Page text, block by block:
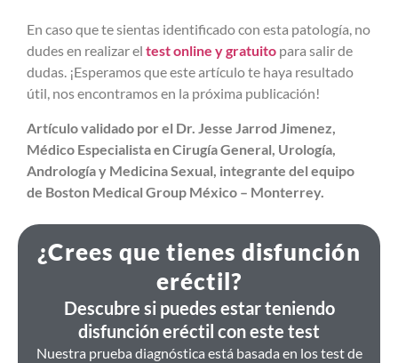
En caso que te sientas identificado con esta patología, no
dudes en realizar el test online y gratuito para salir de
dudas. ¡Esperamos que este artículo te haya resultado
útil, nos encontramos en la próxima publicación!
Artículo validado por el Dr. Jesse Jarrod Jimenez,
Médico Especialista en Cirugía General, Urología,
Andrología y Medicina Sexual, integrante del equipo
de Boston Medical Group México – Monterrey.
¿Crees que tienes disfunción
eréctil?
Descubre si puedes estar teniendo
disfunción eréctil con este test
Nuestra prueba diagnóstica está basada en los test de